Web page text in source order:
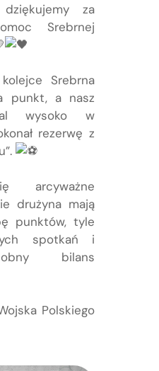
za
Srebrnej
Srebrna
punkt, a nasz
wysoko w
rezerwę z
arcyważne
drużyna mają
punktów, tyle
spotkań i
bilans
Polskiego